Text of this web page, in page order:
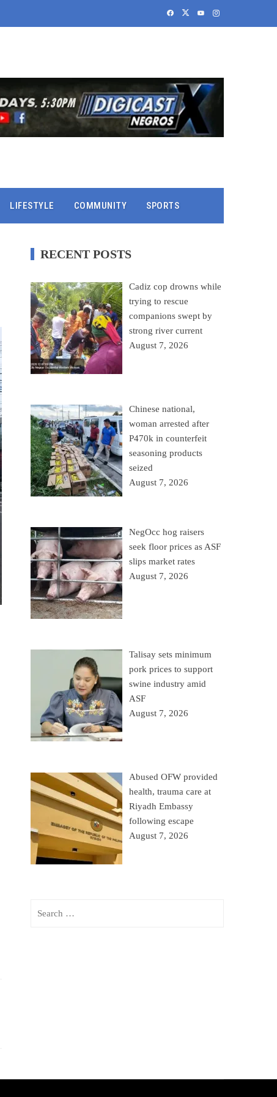
LIFESTYLE COMMUNITY SPORTS
RECENT POSTS
Cadiz cop drowns while
trying to rescue
companions swept by
strong river current
August 7, 2026
Chinese national,
woman arrested after
P470k in counterfeit
seasoning products
seized
August 7, 2026
NegOcc hog raisers
seek floor prices as ASF
slips market rates
August 7, 2026
Talisay sets minimum
pork prices to support
swine industry amid
ASF
August 7, 2026
Abused OFW provided
health, trauma care at
Riyadh Embassy
following escape
August 7, 2026